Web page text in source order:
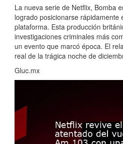
La nueva serie de Netflix, Bomba
logrado posicionarse rápidamente
plataforma. Esta producción
investigaciones criminales más
un evento que marcó época. El
real de la trágica noche de
Gluc.mx